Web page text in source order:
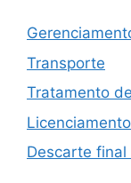
Transporte
Tratamento
Descarte